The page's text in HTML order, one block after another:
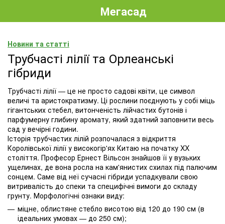
Мегасад
Новини та статті
Трубчасті лілії та Орлеанські
гібриди
Трубчасті лілії — це не просто садові квіти, це символ
величі та аристократизму. Ці рослини поєднують у собі міць
гігантських стебел, витонченість лійчастих бутонів і
парфумерну глибину аромату, який здатний заповнити весь
сад у вечірні години.
Історія трубчастих лілій розпочалася з відкриття
Королівської лілії у високогір'ях Китаю на початку XX
століття. Професор Ернест Вільсон знайшов її у вузьких
ущелинах, де вона росла на кам'янистих схилах під палючим
сонцем. Саме від неї сучасні гібриди успадкували свою
витривалість до спеки та специфічні вимоги до складу
грунту. Морфологічні ознаки виду:
міцне, облистяне стебло висотою від 120 до 190 см (в
ідеальних умовах — до 250 см);